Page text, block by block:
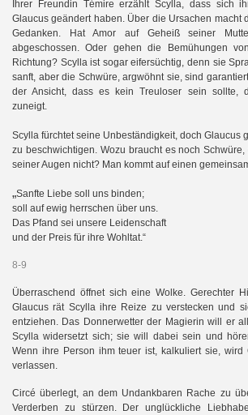
Ihrer Freundin Témire erzählt Scylla, dass sich
Glaucus geändert haben. Über die Ursachen macht
Gedanken. Hat Amor auf Geheiß seiner
abgeschossen. Oder gehen die Bemühungen
Richtung? Scylla ist sogar eifersüchtig, denn sie
sanft, aber die Schwüre, argwöhnt sie, sind
der Ansicht, dass es kein Treuloser sein sollte,
zuneigt.
Scylla fürchtet seine Unbeständigkeit, doch Glaucus
zu beschwichtigen. Wozu braucht es noch
seiner Augen nicht? Man kommt auf einen
„Sanfte Liebe soll uns binden;
soll auf ewig herrschen über uns.
Das Pfand sei unsere Leidenschaft
und der Preis für ihre Wohltat.“
8-9
Überraschend öffnet sich eine Wolke. Gerechter
Glaucus rät Scylla ihre Reize zu verstecken und
entziehen. Das Donnerwetter der Magierin will er
Scylla widersetzt sich; sie will dabei sein und
Wenn ihre Person ihm teuer ist, kalkuliert sie, wird
verlassen.
Circé überlegt, an dem Undankbaren Rache zu
Verderben zu stürzen. Der unglückliche